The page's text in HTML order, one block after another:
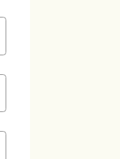
betterplace